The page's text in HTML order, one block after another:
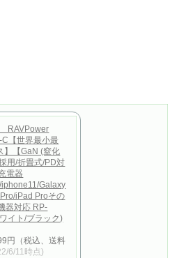
RAVPower
【世界最小最
】【GaN (窒化
用/折畳式/PD対
電器
Galaxy
iPad Proその
器対応 RP-
イト/ブラック)
円（税込、送料
6/11時点)